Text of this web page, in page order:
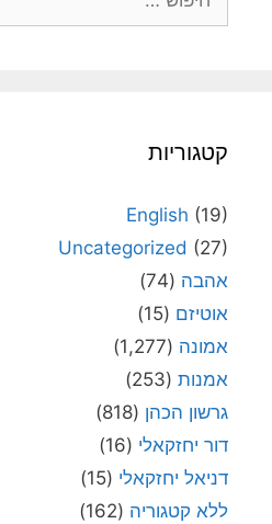
קטגוריות
English (19)
Uncategorized (27)
אהבה (74)
אוטיזם (15)
אמונה (1,277)
אמנות (253)
גרשון הכהן (818)
דור יחזקאלי (16)
דניאל יחזקאלי (15)
ללא קטגוריה (162)